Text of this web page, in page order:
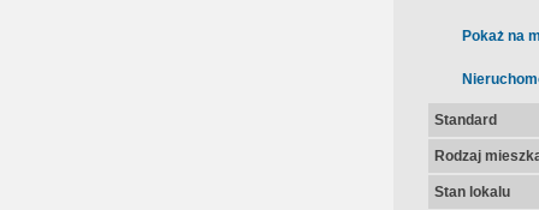
Pokaż na
Standard
Rodzaj
Stan lokalu